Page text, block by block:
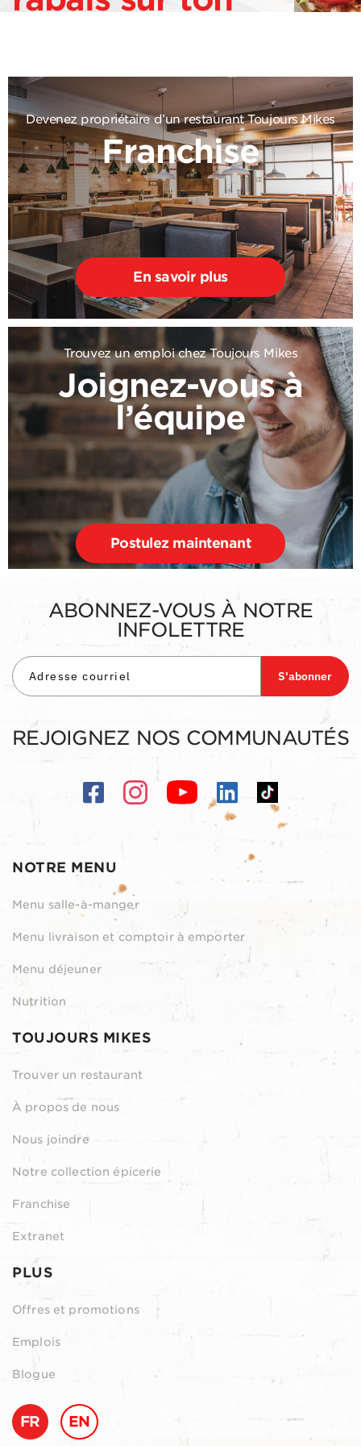
Devenez propriétaire d’un restaurant Toujours Mikes
Franchise
En savoir plus
Trouvez un emploi chez Toujours Mikes
Joignez-vous à
l’équipe
Postulez maintenant
NOTRE MENU
Menu salle-à-manger
Menu livraison et comptoir à emporter
Menu déjeuner
Nutrition
TOUJOURS MIKES
Trouver un restaurant
À propos de nous
Nous joindre
Notre collection épicerie
Franchise
Extranet
PLUS
Offres et promotions
Emplois
Blogue
FR EN
ABONNEZ-VOUS À NOTRE
INFOLETTRE
S'abonner
REJOIGNEZ NOS COMMUNAUTÉS